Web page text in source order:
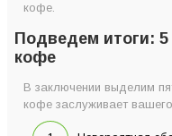
кофе.
Подведем итоги:
кофе
В заключении выделим
кофе заслуживает